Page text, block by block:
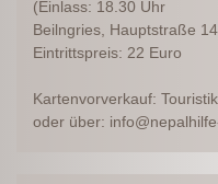
(Einlass: 18.30 Uhr
Beilngries, Hauptstraße
Eintrittspreis: 22 Euro
Kartenvorverkauf:
oder über: